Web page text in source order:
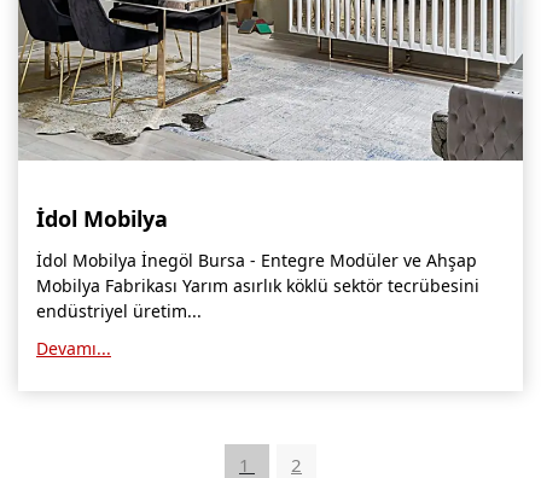
İdol Mobilya
İdol Mobilya İnegöl Bursa - Entegre Modüler ve Ahşap
Mobilya Fabrikası Yarım asırlık köklü sektör tecrübesini
endüstriyel üretim...
Devamı...
1 2